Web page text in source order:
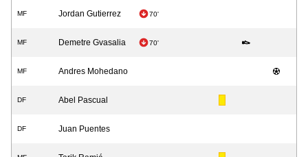
MF Jordan Gutierrez 70'
MF Demetre Gvasalia 70'
MF Andres Mohedano
DF Abel Pascual
DF Juan Puentes